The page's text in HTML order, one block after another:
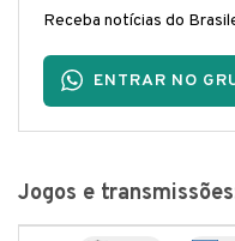
Receba notícias do
ENTRAR NO
Jogos e transmissões